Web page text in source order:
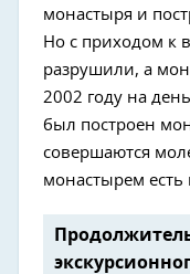
монастыря и
Но с приходом к
разрушили, а
2002 году на
был построен
совершаются
монастырем есть